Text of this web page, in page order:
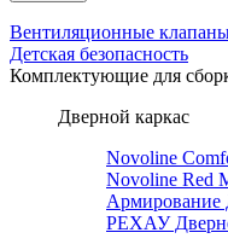
Вентиляционные
Детская безопасность
Комплектующие для
Дверной каркас
Novoline
Novoline Red
Армирование
РЕХАУ